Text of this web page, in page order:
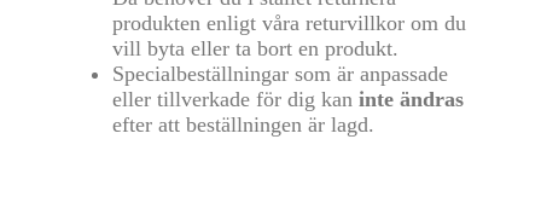
produkten enligt våra returvillkor om du
vill byta eller ta bort en produkt.
Specialbeställningar som är anpassade
eller tillverkade för dig kan inte ändras
efter att beställningen är lagd.